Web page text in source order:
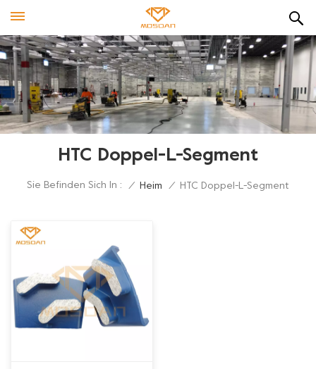
HTC Doppel-L-Segment
Sie Befinden Sich In : / Heim / HTC Doppel-L-Segment